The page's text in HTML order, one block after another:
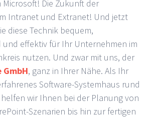
Die Zukunft der
Intranet und Extranet! Und jetzt
diese Technik bequem,
effektiv für Ihr Unternehmen im
nutzen. Und zwar mit uns, der
, ganz in Ihrer Nähe. Als Ihr
Software-Systemhaus rund
wir Ihnen bei der Planung von
Szenarien bis hin zur fertigen